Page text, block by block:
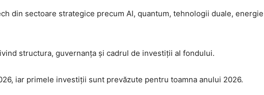
din sectoare strategice precum AI, quantum, tehnologii duale,
structura, guvernanța și cadrul de investiții al fondului.
iar primele investiții sunt prevăzute pentru toamna anului 2026.